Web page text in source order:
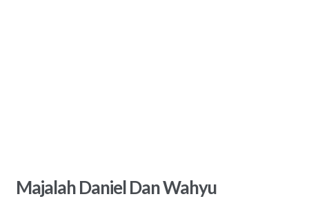
Majalah Daniel Dan Wahyu